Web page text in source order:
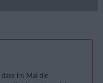
im Mai die